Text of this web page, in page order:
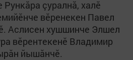
çуралнă, халӗ
вӗренекен Павел
Аслисен хушшинче Элшел
вӗрентекенӗ Владимир
йышăнчӗ.